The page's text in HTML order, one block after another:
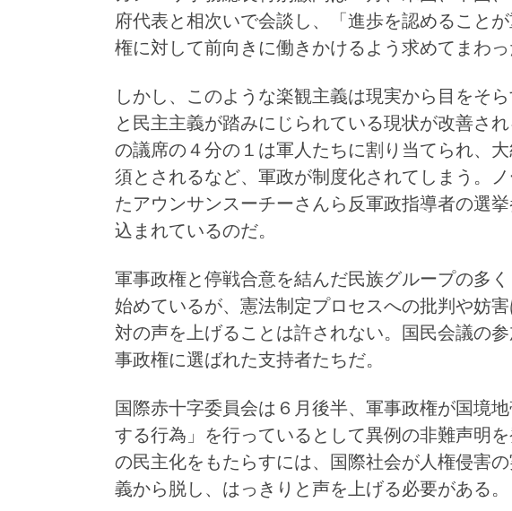
府代表と相次いで会談し、「進歩を認めること
権に対して前向きに働きかけるよう求めてまわっ
しかし、このような楽観主義は現実から目をそ
と民主主義が踏みにじられている現状が改善さ
の議席の４分の１は軍人たちに割り当てられ、
須とされるなど、軍政が制度化されてしまう。
たアウンサンスーチーさんら反軍政指導者の選
込まれているのだ。
軍事政権と停戦合意を結んだ民族グループの多
始めているが、憲法制定プロセスへの批判や妨
対の声を上げることは許されない。国民会議の
事政権に選ばれた支持者たちだ。
国際赤十字委員会は６月後半、軍事政権が国境
する行為」を行っているとして異例の非難声明
の民主化をもたらすには、国際社会が人権侵害
義から脱し、はっきりと声を上げる必要がある。